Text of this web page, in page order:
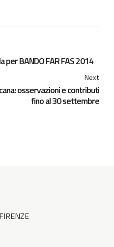
per BANDO FAR FAS 2014
Next
osservazioni e contributi
fino al 30 settembre